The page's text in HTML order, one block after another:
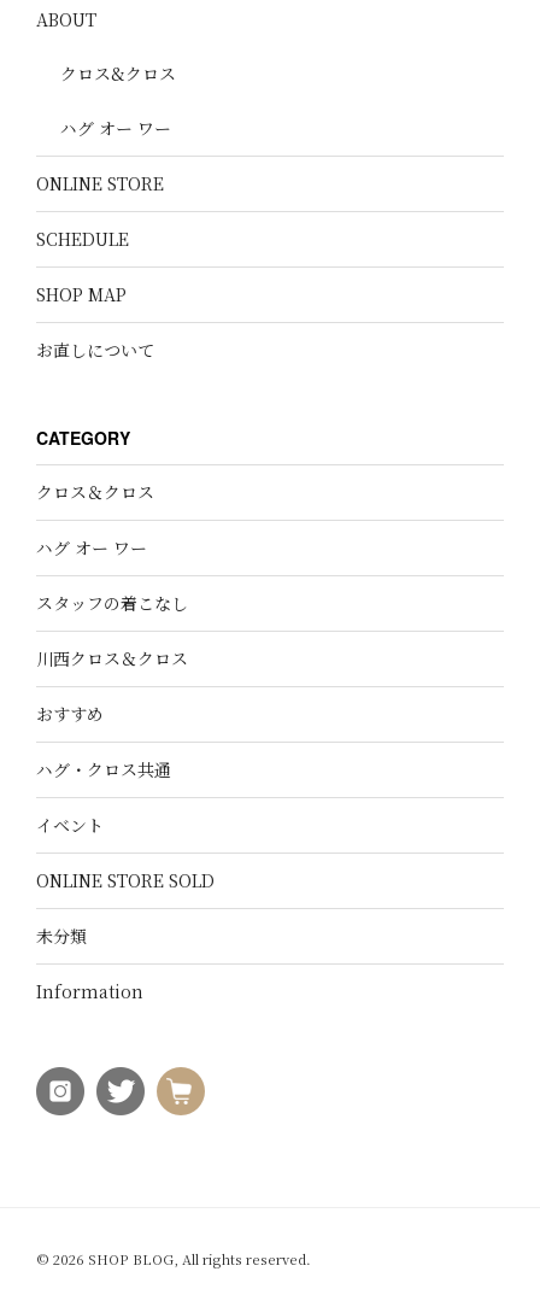
ABOUT
クロス&クロス
ハグ オー ワー
ONLINE STORE
SCHEDULE
SHOP MAP
お直しについて
CATEGORY
クロス＆クロス
ハグ オー ワー
スタッフの着こなし
川西クロス＆クロス
おすすめ
ハグ・クロス共通
イベント
ONLINE STORE SOLD
未分類
Information
© 2026 SHOP BLOG, All rights reserved.